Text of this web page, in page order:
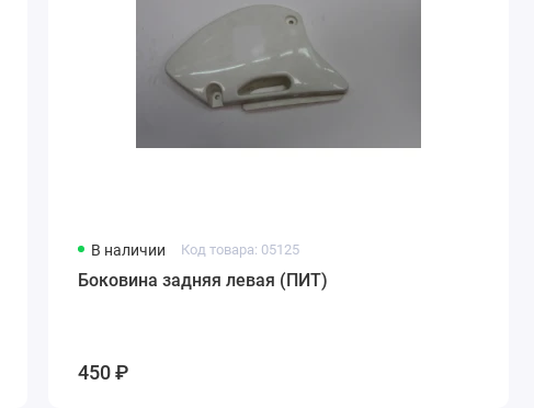
В наличии Код товара: 05125
Боковина задняя левая (ПИТ)
450 ₽